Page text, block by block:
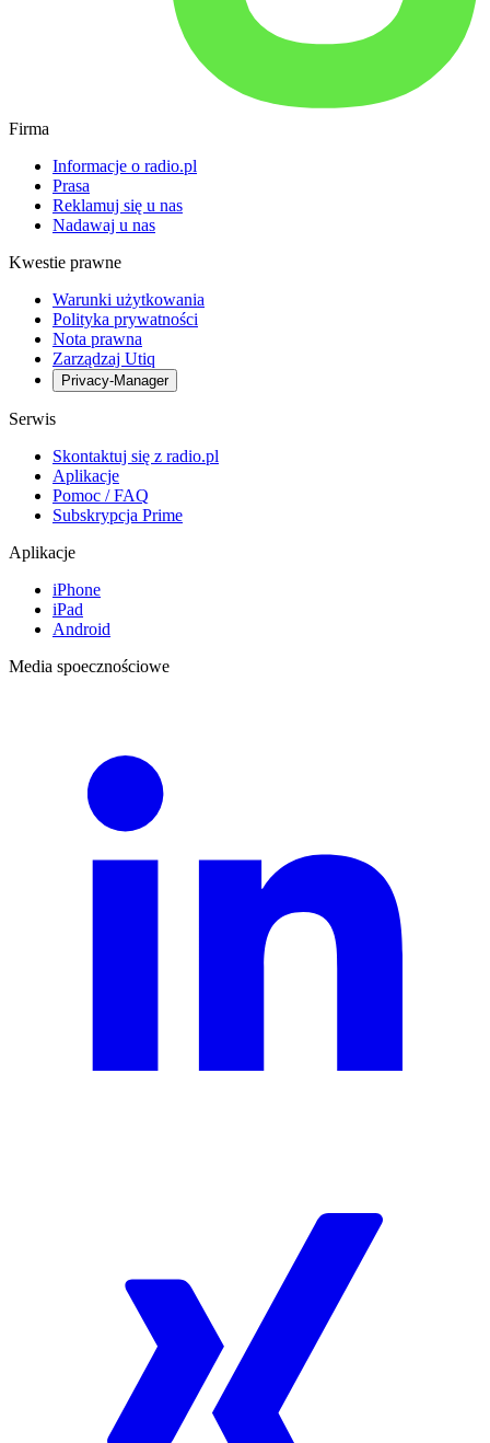
Firma
Informacje o radio.pl
Prasa
Reklamuj się u nas
Nadawaj u nas
Kwestie prawne
Warunki użytkowania
Polityka prywatności
Nota prawna
Zarządzaj Utiq
Privacy-Manager
Serwis
Skontaktuj się z radio.pl
Aplikacje
Pomoc / FAQ
Subskrypcja Prime
Aplikacje
iPhone
iPad
Android
Media spoecznościowe